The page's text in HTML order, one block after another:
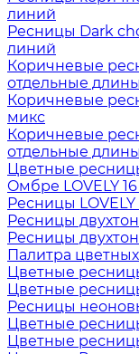
линий
Ресницы Dark
линий
Коричневые
отдельные длины
Коричневые
микс
Коричневые
отдельные длины
Цветные
Oмбре LOVELY
Ресницы
Ресницы
Ресницы
Палитра
Цветные
Цветные
Ресницы
Цветные
Цветные